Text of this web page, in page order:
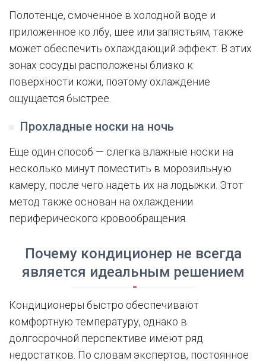
Полотенце, смоченное в холодной воде и
приложенное ко лбу, шее или запястьям, также
может обеспечить охлаждающий эффект. В этих
зонах сосуды расположены близко к
поверхности кожи, поэтому охлаждение
ощущается быстрее.
Прохладные носки на ночь
Еще один способ — слегка влажные носки на
несколько минут поместить в морозильную
камеру, после чего надеть их на лодыжки. Этот
метод также основан на охлаждении
периферического кровообращения.
Почему кондиционер не всегда
является идеальным решением
Кондиционеры быстро обеспечивают
комфортную температуру, однако в
долгосрочной перспективе имеют ряд
недостатков. По словам экспертов, постоянное